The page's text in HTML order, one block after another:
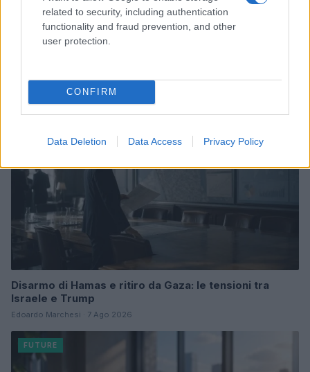
related to security, including authentication
functionality and fraud prevention, and other
user protection.
CONFIRM
Data Deletion Data Access Privacy Policy
Rasoio elettrico Braun Serie 3 310s: recensione e
caratteristiche principali
Disarmo di Hamas e ritiro da Gaza: le tensioni tra
Israele e Trump
Edoardo Marchesi · 7 Ago 2026
FUTURE